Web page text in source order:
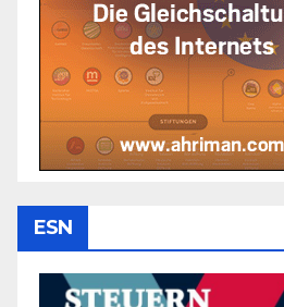
ESN